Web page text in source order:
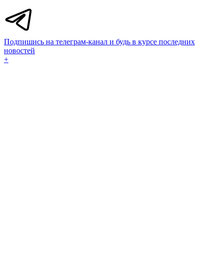
Подпишись на телеграм-канал и будь в курсе последних
новостей
+